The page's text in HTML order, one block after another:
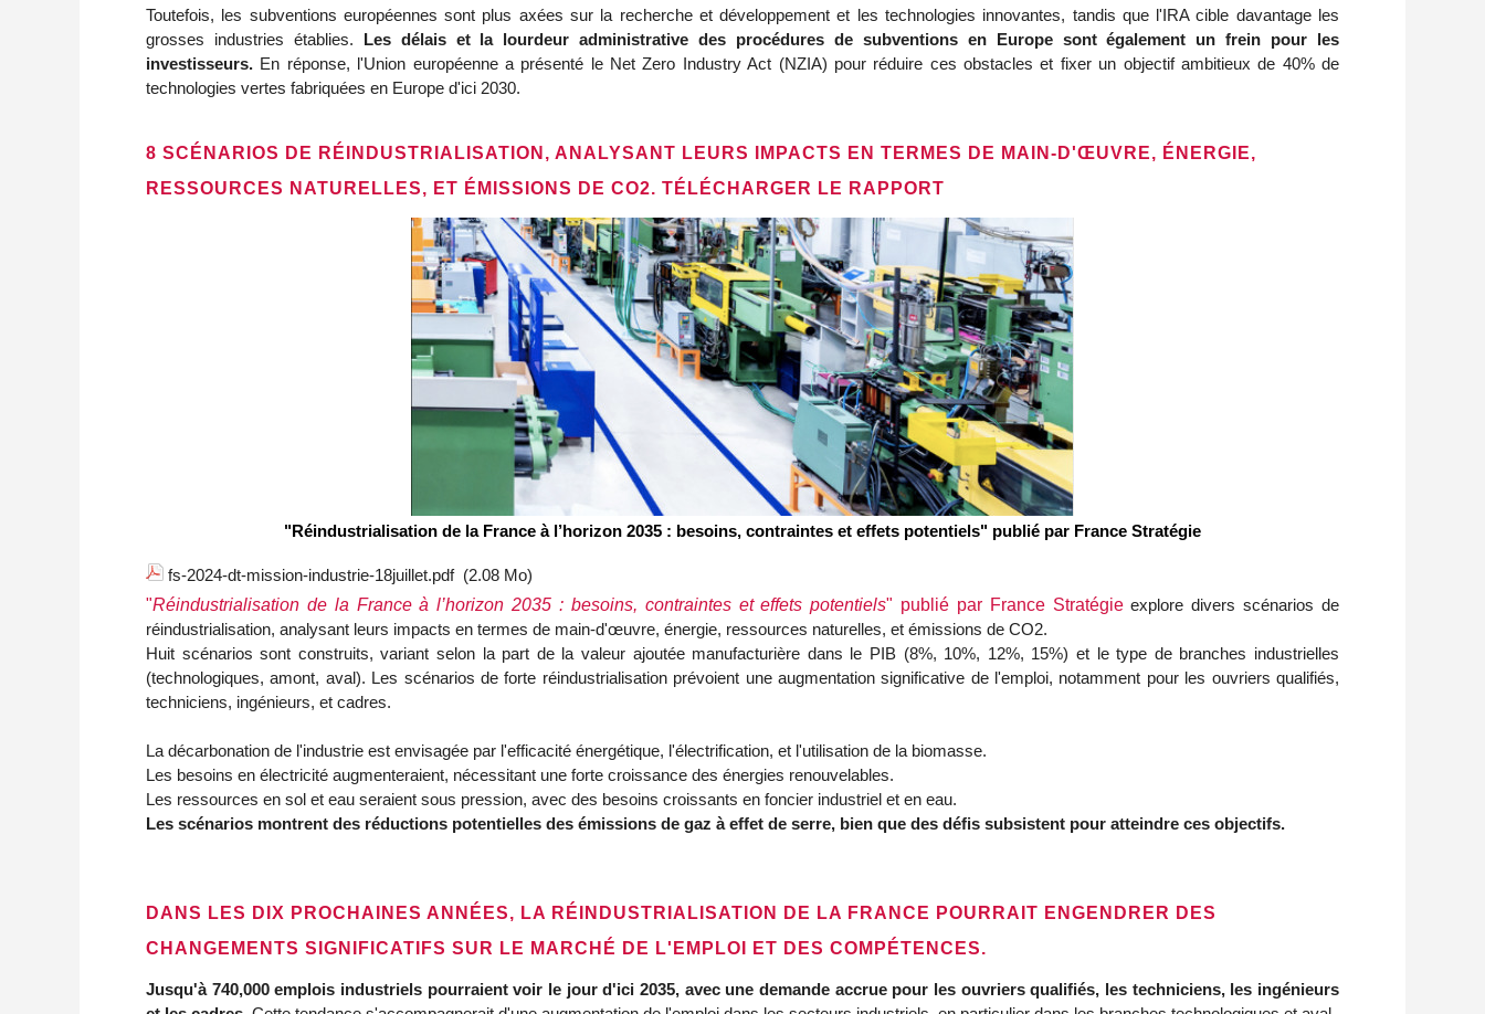
Toutefois, les subventions européennes sont plus axées sur la recherche et développement et les technologies innovantes, tandis que l'IRA cible davantage les
grosses industries établies. Les délais et la lourdeur administrative des procédures de subventions en Europe sont également un frein pour les
investisseurs. En réponse, l'Union européenne a présenté le Net Zero Industry Act (NZIA) pour réduire ces obstacles et fixer un objectif ambitieux de 40% de
technologies vertes fabriquées en Europe d'ici 2030.
8 SCÉNARIOS DE RÉINDUSTRIALISATION, ANALYSANT LEURS IMPACTS EN TERMES DE MAIN-D'ŒUVRE, ÉNERGIE,
RESSOURCES NATURELLES, ET ÉMISSIONS DE CO2. TÉLÉCHARGER LE RAPPORT
"Réindustrialisation de la France à l’horizon 2035 : besoins, contraintes et effets potentiels" publié par France Stratégie
fs-2024-dt-mission-industrie-18juillet.pdf (2.08 Mo)
"Réindustrialisation de la France à l’horizon 2035 : besoins, contraintes et effets potentiels" publié par France Stratégieexplore divers scénarios de
réindustrialisation, analysant leurs impacts en termes de main-d'œuvre, énergie, ressources naturelles, et émissions de CO2.
Huit scénarios sont construits, variant selon la part de la valeur ajoutée manufacturière dans le PIB (8%, 10%, 12%, 15%) et le type de branches industrielles
(technologiques, amont, aval). Les scénarios de forte réindustrialisation prévoient une augmentation significative de l'emploi, notamment pour les ouvriers qualifiés,
techniciens, ingénieurs, et cadres.
La décarbonation de l'industrie est envisagée par l'efficacité énergétique, l'électrification, et l'utilisation de la biomasse.
Les besoins en électricité augmenteraient, nécessitant une forte croissance des énergies renouvelables.
Les ressources en sol et eau seraient sous pression, avec des besoins croissants en foncier industriel et en eau.
Les scénarios montrent des réductions potentielles des émissions de gaz à effet de serre, bien que des défis subsistent pour atteindre ces objectifs.
DANS LES DIX PROCHAINES ANNÉES, LA RÉINDUSTRIALISATION DE LA FRANCE POURRAIT ENGENDRER DES
CHANGEMENTS SIGNIFICATIFS SUR LE MARCHÉ DE L'EMPLOI ET DES COMPÉTENCES.
Jusqu'à 740,000 emplois industriels pourraient voir le jour d'ici 2035, avec une demande accrue pour les ouvriers qualifiés, les techniciens, les ingénieurs